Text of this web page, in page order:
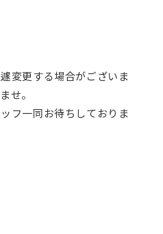
変更する場合がございま
せ。
フ一同お待ちしておりま